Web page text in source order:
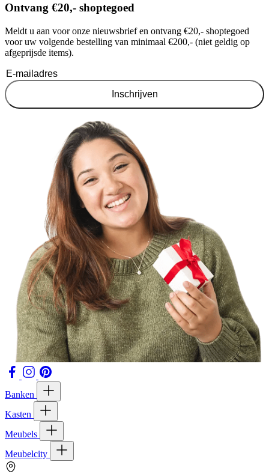
Ontvang €20,- shoptegoed
Meldt u aan voor onze nieuwsbrief en ontvang €20,- shoptegoed
voor uw volgende bestelling van minimaal €200,- (niet geldig op
afgeprijsde items).
Inschrijven
Banken
Kasten
Meubels
Meubelcity